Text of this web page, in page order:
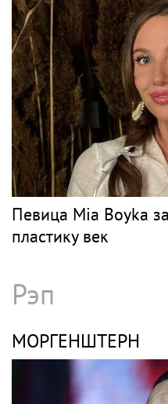
Певица Mia Boyka
пластику век
Рэп
МОРГЕНШТЕРН